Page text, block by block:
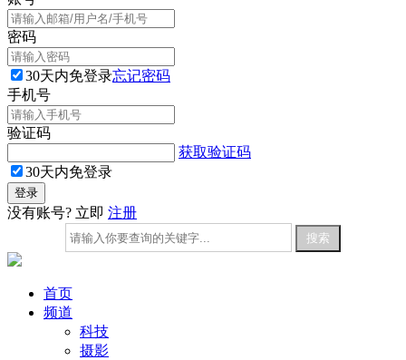
密码
30天内免登录忘记密码
手机号
验证码
获取验证码
30天内免登录
没有账号? 立即 注册
首页
频道
科技
摄影